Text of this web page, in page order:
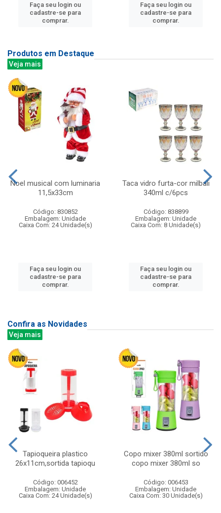
Faça seu login ou
cadastre-se para
comprar.
Faça seu login ou
cadastre-se para
comprar.
Produtos em Destaque
Veja mais
Noel musical com luminaria
11,5x33cm
Código: 830852
Embalagem: Unidade
Caixa Com: 24 Unidade(s)
Faça seu login ou
cadastre-se para
comprar.
Taca vidro furta-cor milbali
340ml c/6pcs
Código: 838899
Embalagem: Unidade
Caixa Com: 8 Unidade(s)
Faça seu login ou
cadastre-se para
comprar.
Confira as Novidades
Veja mais
Tapioqueira plastico
26x11cm,sortida tapioqu
Código: 006452
Embalagem: Unidade
Caixa Com: 24 Unidade(s)
Copo mixer 380ml sortido
copo mixer 380ml so
Código: 006453
Embalagem: Unidade
Caixa Com: 30 Unidade(s)